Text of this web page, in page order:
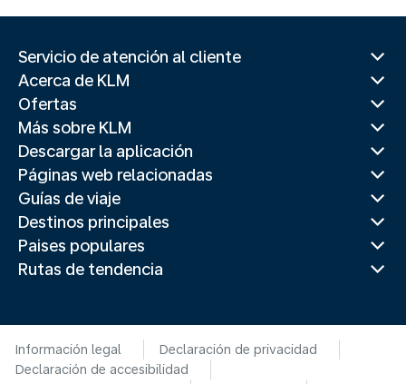
Servicio de atención al cliente
Acerca de KLM
Ofertas
Más sobre KLM
Descargar la aplicación
Páginas web relacionadas
Guías de viaje
Destinos principales
Paises populares
Rutas de tendencia
Información legal
Declaración de privacidad
Declaración de accesibilidad